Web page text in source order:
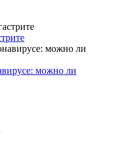
можно ли